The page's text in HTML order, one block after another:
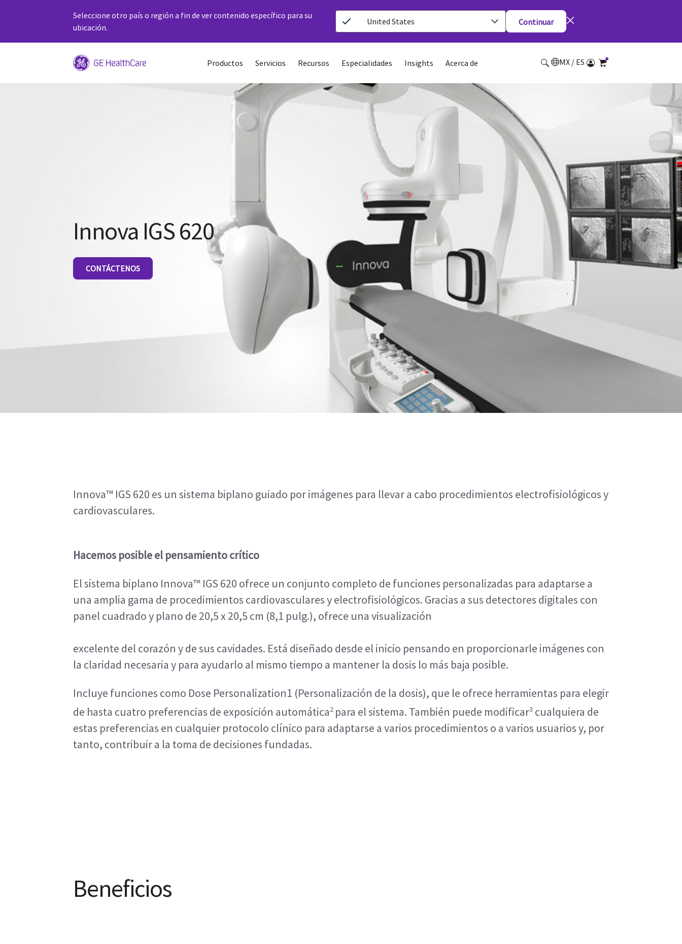
Seleccione otro país o región a fin de ver contenido específico para su
ubicación.
United States Continuar
Productos Servicios Recursos Especialidades Insights Acerca de MX / ES
Innova IGS 620
CONTÁCTENOS
Innova™ IGS 620 es un sistema biplano guiado por imágenes para llevar a cabo procedimientos electrofisiológicos y
cardiovasculares.
Hacemos posible el pensamiento crítico
El sistema biplano Innova™ IGS 620 ofrece un conjunto completo de funciones personalizadas para adaptarse a
una amplia gama de procedimientos cardiovasculares y electrofisiológicos. Gracias a sus detectores digitales con
panel cuadrado y plano de 20,5 x 20,5 cm (8,1 pulg.), ofrece una visualización
excelente del corazón y de sus cavidades. Está diseñado desde el inicio pensando en proporcionarle imágenes con
la claridad necesaria y para ayudarlo al mismo tiempo a mantener la dosis lo más baja posible.
Incluye funciones como Dose Personalization1 (Personalización de la dosis), que le ofrece herramientas para elegir
de hasta cuatro preferencias de exposición automática2 para el sistema. También puede modificar3 cualquiera de
estas preferencias en cualquier protocolo clínico para adaptarse a varios procedimientos o a varios usuarios y, por
tanto, contribuir a la toma de decisiones fundadas.
Beneficios